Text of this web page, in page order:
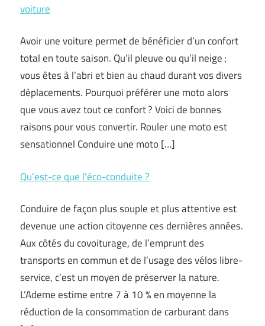
voiture
Avoir une voiture permet de bénéficier d’un confort
total en toute saison. Qu’il pleuve ou qu’il neige ;
vous êtes à l’abri et bien au chaud durant vos divers
déplacements. Pourquoi préférer une moto alors
que vous avez tout ce confort ? Voici de bonnes
raisons pour vous convertir. Rouler une moto est
sensationnel Conduire une moto […]
Qu’est-ce que l’éco-conduite ?
Conduire de façon plus souple et plus attentive est
devenue une action citoyenne ces dernières années.
Aux côtés du covoiturage, de l’emprunt des
transports en commun et de l’usage des vélos libre-
service, c’est un moyen de préserver la nature.
L’Ademe estime entre 7 à 10 % en moyenne la
réduction de la consommation de carburant dans